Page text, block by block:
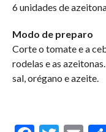
6 unidades de
Modo de preparo
Corte o tomate e a
rodelas e as
sal, orégano e azeite.